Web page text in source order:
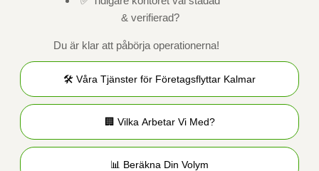
🛠️ Våra Tjänster för Företagsflyttar Kalmar
🏢 Vilka Arbetar Vi Med?
📊 Beräkna Din Volym
& verifierad?
Du är klar att påbörja operationerna!